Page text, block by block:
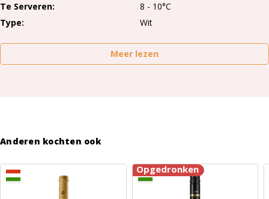
Te Serveren
8 - 10°C
Type
Wit
Meer lezen
Anderen kochten ook
Opgedronken